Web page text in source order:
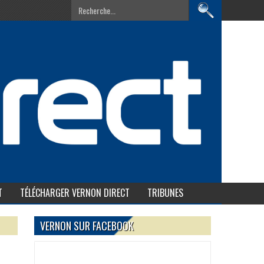
TÉLÉCHARGER VERNON DIRECT TRIBUNES
VERNON SUR FACEBOOK